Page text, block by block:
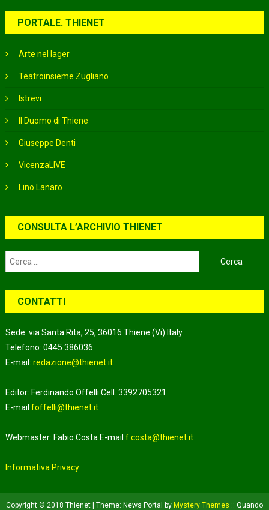
PORTALE. THIENET
Arte nel lager
Teatroinsieme Zugliano
Istrevi
Il Duomo di Thiene
Giuseppe Denti
VicenzaLIVE
Lino Lanaro
CONSULTA L’ARCHIVIO THIENET
Ricerca
per:
CONTATTI
Sede: via Santa Rita, 25, 36016 Thiene (Vi) Italy
Telefono: 0445 386036
E-mail:redazione@thienet.it
Editor: Ferdinando Offelli Cell. 3392705321
E-mailfoffelli@thienet.it
Webmaster: Fabio Costa E-mailf.costa@thienet.it
Informativa Privacy
Copyright © 2018 Thienet Theme: News Portal by Mystery Themes :: Quando